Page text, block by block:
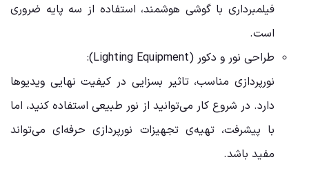
فیلمبرداری با گوشی هوشمند، استفاده از سه پایه ضروری
است.
طراحی نور و دکور (Lighting Equipment):
نورپردازی مناسب، تاثیر بسزایی در کیفیت نهایی ویدیوها
دارد. در شروع کار می‌توانید از نور طبیعی استفاده کنید، اما
با پیشرفت، تهیه‌ی تجهیزات نورپردازی حرفه‌ای می‌تواند
مفید باشد.